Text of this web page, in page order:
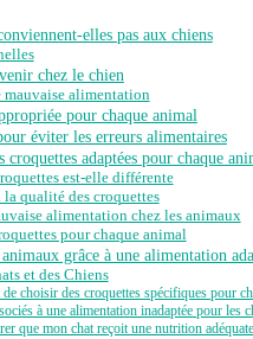
elles pas aux chiens
chez le chien
mauvaise alimentation
pour chaque animal
éviter les erreurs alimentaires
croquettes adaptées pour chaque
est-elle différente
qualité des croquettes
alimentation chez les animaux
pour chaque animal
grâce à une alimentation
et des Chiens
choisir des croquettes spécifiques pour
à une alimentation inadaptée pour les
que mon chat reçoit une nutrition